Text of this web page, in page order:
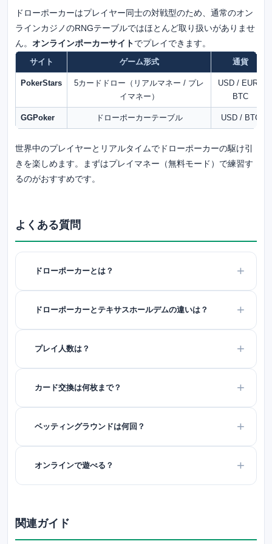
ドローポーカーはプレイヤー同士の対戦型のため、通常のオン
ラインカジノのRNGテーブルではほとんど取り扱いがありませ
ん。 オンラインポーカーサイトでプレイできます。
サイト ゲーム形式 通貨
PokerStars
5カードドロー（リアルマネー / プレ
イマネー）
USD / EUR /
BTC
GGPoker ドローポーカーテーブル USD / BTC
世界中のプレイヤーとリアルタイムでドローポーカーの駆け引
きを楽しめます。まずはプレイマネー（無料モード）で練習す
るのがおすすめです。
よくある質問
ドローポーカーとは？
ドローポーカーとテキサスホールデムの違いは？
プレイ人数は？
カード交換は何枚まで？
ベッティングラウンドは何回？
オンラインで遊べる？
関連ガイド